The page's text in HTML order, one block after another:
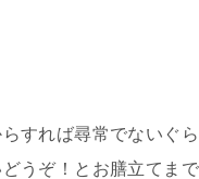
すれば尋常でないぐ
うぞ！とお膳立てま